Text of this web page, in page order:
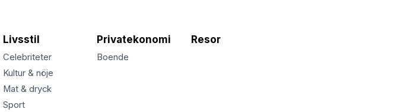
Livsstil
Celebriteter
Kultur & nöje
Mat & dryck
Sport
Privatekonomi
Boende
Resor